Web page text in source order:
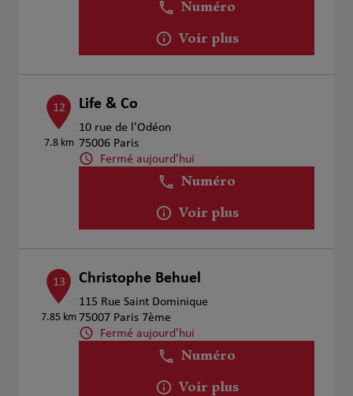
Numéro
Voir plus
12
7.8 km
Life & Co
10 rue de l'Odéon
75006 Paris
Fermé aujourd'hui
Numéro
Voir plus
13
7.85 km
Christophe Behuel
115 Rue Saint Dominique
75007 Paris 7ème
Fermé aujourd'hui
Numéro
Voir plus